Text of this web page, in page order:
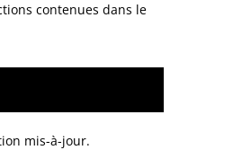
contenues dans le
mis-à-jour.